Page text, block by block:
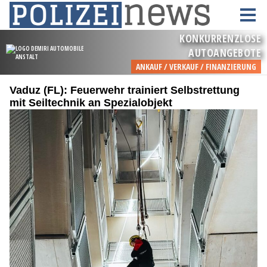
Vaduz (FL): Feuerwehr trainiert Selbstrettung
mit Seiltechnik an Spezialobjekt